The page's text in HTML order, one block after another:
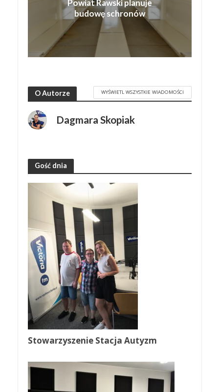
Powiat Rawski planuje
budowę schronów
O Autorze WYŚWIETL WSZYSTKIE WIADOMOŚCI
Dagmara Skopiak
Gość dnia
Stowarzyszenie Stacja Autyzm